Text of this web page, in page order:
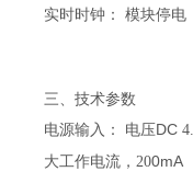
实时时钟：
模块停电
三、技术参数
电源输入： 电压DC
大工作电流， 200mA